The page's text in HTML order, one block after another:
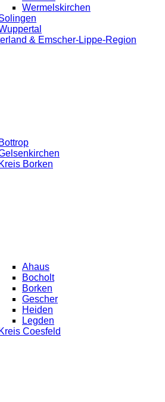
Wermelskirchen
& Emscher-Lippe-Region
Bottrop
Kreis Borken
Ahaus
Bocholt
Borken
Gescher
Heiden
Legden
Kreis Coesfeld